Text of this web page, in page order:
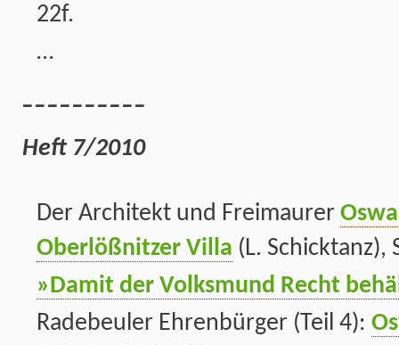
22f.
…
Heft 7/2010
Der Architekt und Freimaurer
Oberlößnitzer Villa (L. Schicktanz),
»Damit der Volksmund Recht
Radebeuler Ehrenbürger (Teil 4):